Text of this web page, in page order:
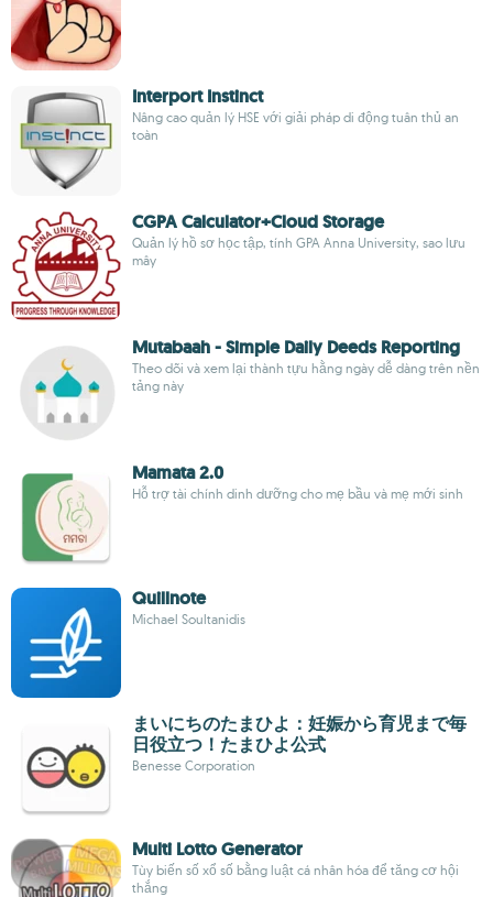
Interport Instinct
Nâng cao quản lý HSE với giải pháp di động tuân thủ an
toàn
CGPA Calculator+Cloud Storage
Quản lý hồ sơ học tập, tính GPA Anna University, sao lưu
mây
Mutabaah - Simple Daily Deeds Reporting
Theo dõi và xem lại thành tựu hằng ngày dễ dàng trên nền
tảng này
Mamata 2.0
Hỗ trợ tài chính dinh dưỡng cho mẹ bầu và mẹ mới sinh
Quillnote
Michael Soultanidis
まいにちのたまひよ：妊娠から育児まで毎
日役立つ！たまひよ公式
Benesse Corporation
Multi Lotto Generator
Tùy biến số xổ số bằng luật cá nhân hóa để tăng cơ hội
thắng